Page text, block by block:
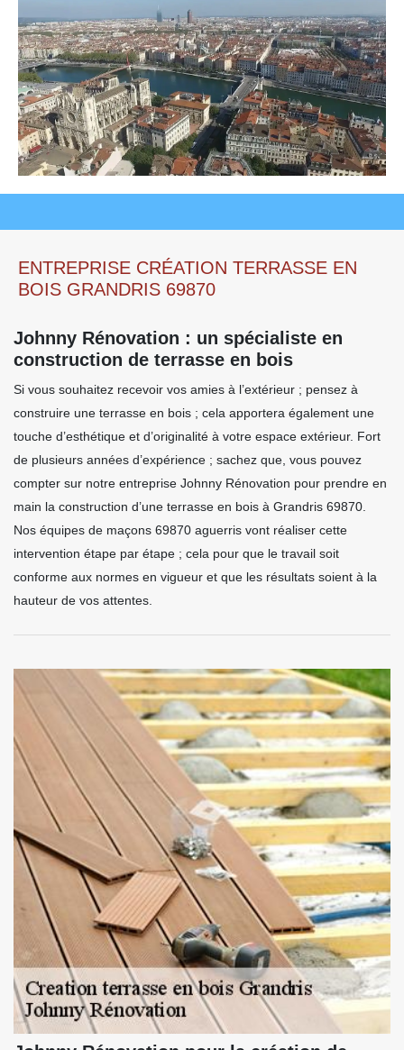
ENTREPRISE CRÉATION TERRASSE EN
BOIS GRANDRIS 69870
Johnny Rénovation : un spécialiste en
construction de terrasse en bois
Si vous souhaitez recevoir vos amies à l’extérieur ; pensez à
construire une terrasse en bois ; cela apportera également une
touche d’esthétique et d’originalité à votre espace extérieur. Fort
de plusieurs années d’expérience ; sachez que, vous pouvez
compter sur notre entreprise Johnny Rénovation pour prendre en
main la construction d’une terrasse en bois à Grandris 69870.
Nos équipes de maçons 69870 aguerris vont réaliser cette
intervention étape par étape ; cela pour que le travail soit
conforme aux normes en vigueur et que les résultats soient à la
hauteur de vos attentes.